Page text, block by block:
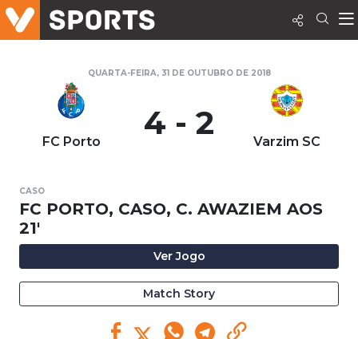
QUARTA-FEIRA, 31 DE OUTUBRO DE 2018
FC Porto 4 - 2 Varzim SC
CASO
FC PORTO, CASO, C. AWAZIEM AOS
21'
Ver Jogo
Match Story